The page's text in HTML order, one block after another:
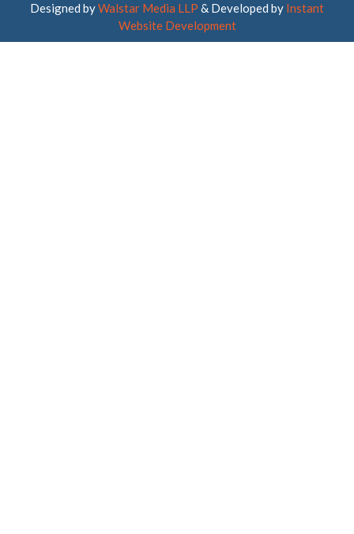
Designed byWalstar Media LLP & Developed by Instant
Website Development